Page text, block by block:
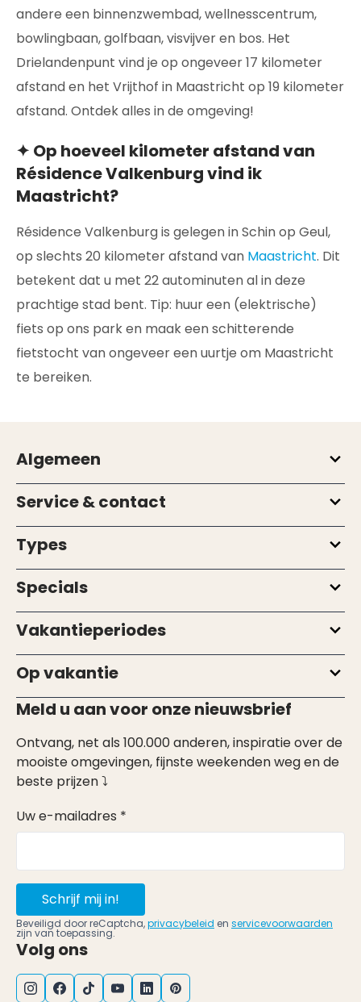
andere een binnenzwembad, wellnesscentrum,
bowlingbaan, golfbaan, visvijver en bos. Het
Drielandenpunt vind je op ongeveer 17 kilometer
afstand en het Vrijthof in Maastricht op 19 kilometer
afstand. Ontdek alles in de omgeving!
✦ Op hoeveel kilometer afstand van
Résidence Valkenburg vind ik
Maastricht?
Résidence Valkenburg is gelegen in Schin op Geul,
op slechts 20 kilometer afstand van Maastricht. Dit
betekent dat u met 22 autominuten al in deze
prachtige stad bent. Tip: huur een (elektrische)
fiets op ons park en maak een schitterende
fietstocht van ongeveer een uurtje om Maastricht
te bereiken.
Algemeen
Service & contact
Types
Specials
Vakantieperiodes
Op vakantie
Meld u aan voor onze nieuwsbrief
Ontvang, net als 100.000 anderen, inspiratie over de
mooiste omgevingen, fijnste weekenden weg en de
beste prijzen ⤵
Uw e-mailadres *
Schrijf mij in!
Beveiligd door reCaptcha,privacybeleid en servicevoorwaarden
zijn van toepassing.
Volg ons